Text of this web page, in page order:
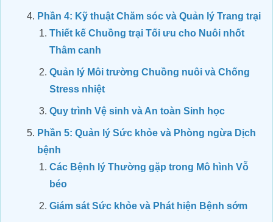
Phần 4: Kỹ thuật Chăm sóc và Quản lý Trang trại
Thiết kế Chuồng trại Tối ưu cho Nuôi nhốt
Thâm canh
Quản lý Môi trường Chuồng nuôi và Chống
Stress nhiệt
Quy trình Vệ sinh và An toàn Sinh học
Phần 5: Quản lý Sức khỏe và Phòng ngừa Dịch
bệnh
Các Bệnh lý Thường gặp trong Mô hình Vỗ
béo
Giám sát Sức khỏe và Phát hiện Bệnh sớm